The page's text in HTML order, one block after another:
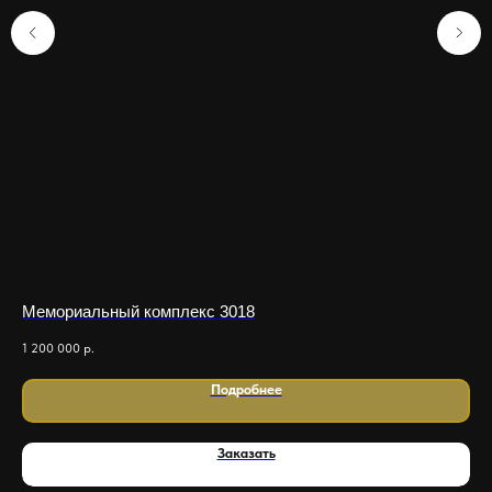
Мемориальный комплекс 3018
1 200 000 р.
Подробнее
Заказать